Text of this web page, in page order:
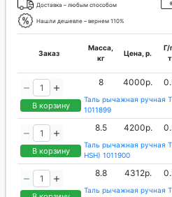
Доставка – любым способом
Нашли дешевле – вернем 110%
Заказ
Масса,
кг
Цена, р.
Г/
т
В корзину
8 4000р.
Таль рычажная ручная
1011899
В корзину
8.5 4200р.
Таль рычажная ручная
HSH) 1011900
8.8 4312р.
Таль рычажная ручная